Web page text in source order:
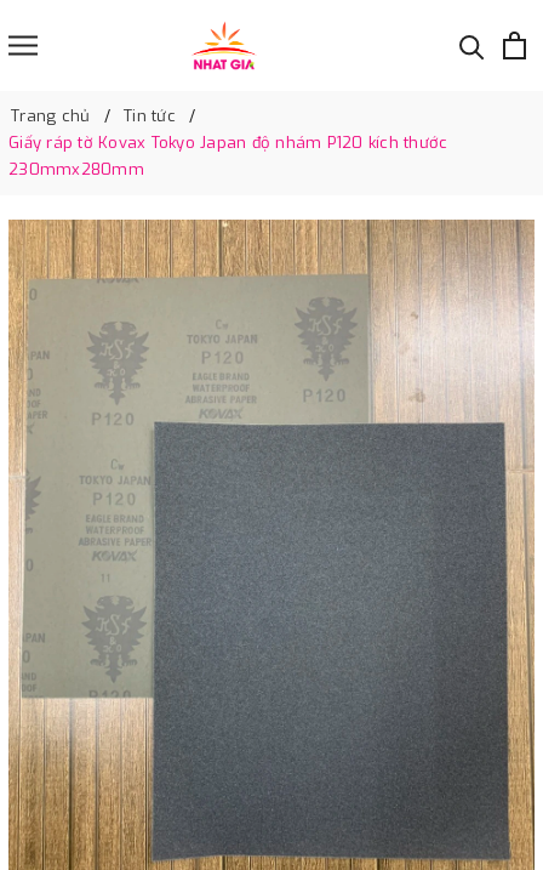
Trang chủ
Tin tức
Giấy ráp tờ Kovax Tokyo Japan độ nhám P120 kích thước
230mmx280mm